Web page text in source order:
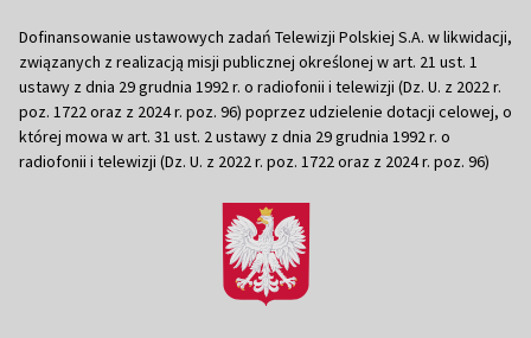
Dofinansowanie ustawowych zadań Telewizji Polskiej S.A. w likwidacji,
związanych z realizacją misji publicznej określonej w art. 21 ust. 1
ustawy z dnia 29 grudnia 1992 r. o radiofonii i telewizji (Dz. U. z 2022 r.
poz. 1722 oraz z 2024 r. poz. 96) poprzez udzielenie dotacji celowej, o
której mowa w art. 31 ust. 2 ustawy z dnia 29 grudnia 1992 r. o
radiofonii i telewizji (Dz. U. z 2022 r. poz. 1722 oraz z 2024 r. poz. 96)